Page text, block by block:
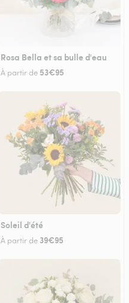
Rosa Bella et sa bulle d'eau
À partir de 53€95
Soleil d'été
À partir de 39€95